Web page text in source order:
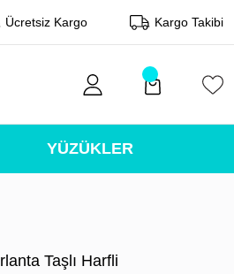
Ücretsiz Kargo Kargo Takibi
YÜZÜKLER
Taşlı Harfli